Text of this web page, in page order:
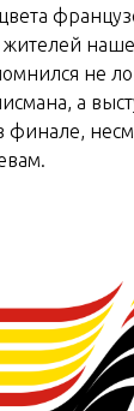
жителей
не
а
финале,